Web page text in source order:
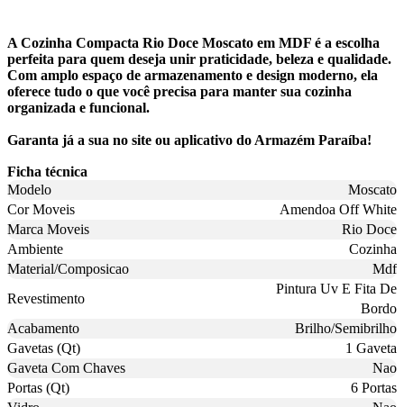
A Cozinha Compacta Rio Doce Moscato em MDF é a escolha
perfeita para quem deseja unir praticidade, beleza e qualidade.
Com amplo espaço de armazenamento e design moderno, ela
oferece tudo o que você precisa para manter sua cozinha
organizada e funcional.
Garanta já a sua no site ou aplicativo do Armazém Paraíba!
Ficha técnica
Modelo
Moscato
Cor Moveis
Amendoa Off White
Marca Moveis
Rio Doce
Ambiente
Cozinha
Material/Composicao
Mdf
Revestimento
Pintura Uv E Fita De
Bordo
Acabamento
Brilho/Semibrilho
Gavetas (Qt)
1 Gaveta
Gaveta Com Chaves
Nao
Portas (Qt)
6 Portas